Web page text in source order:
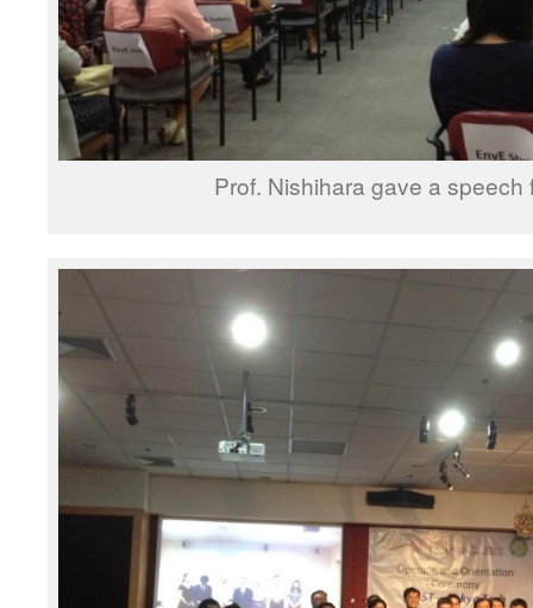
Prof. Nishihara gave a speech